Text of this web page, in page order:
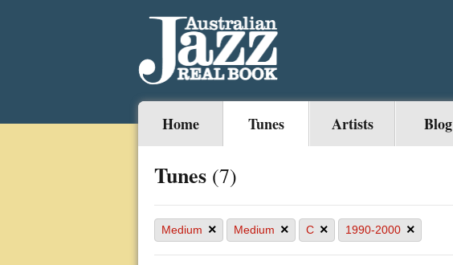
Home Tunes Artists Blog
Tunes (7)
Medium × Medium × C × 1990-2000 ×